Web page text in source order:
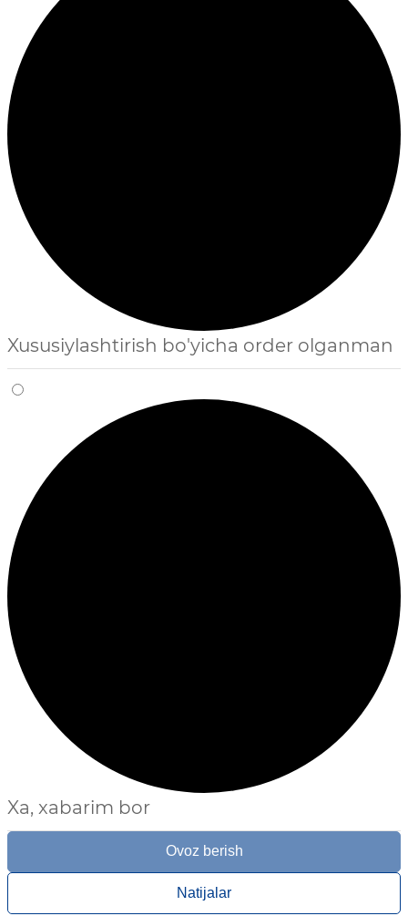
Xususiylashtirish bo'yicha order olganman
Xa, xabarim bor
Ovoz berish
Natijalar